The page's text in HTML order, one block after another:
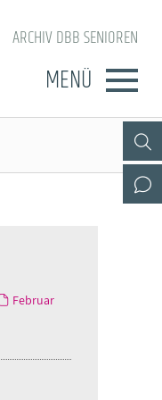
ARCHIV DBB SENIOREN
MENÜ
Februar